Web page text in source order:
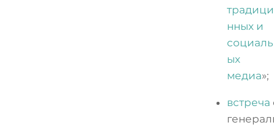
нных и
ых
медиа»;
встреча